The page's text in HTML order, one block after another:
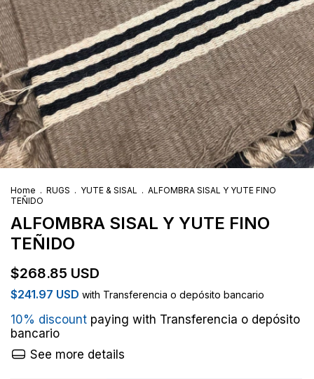
Home . RUGS . YUTE & SISAL . ALFOMBRA SISAL Y YUTE FINO
TEÑIDO
ALFOMBRA SISAL Y YUTE FINO
TEÑIDO
$268.85 USD
$241.97 USD with Transferencia o depósito bancario
10% discount paying with Transferencia o depósito
bancario
See more details